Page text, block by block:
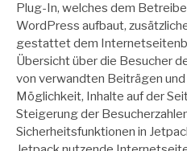
Plug-In, welches dem
WordPress aufbaut,
gestattet dem
Übersicht über die Besucher
von verwandten Beiträgen
Möglichkeit, Inhalte auf der
Steigerung der
Sicherheitsfunktionen in